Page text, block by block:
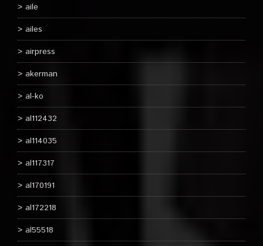
aile
ailes
airpress
akerman
al-ko
al112432
al114035
al117317
al170191
al172218
al55518